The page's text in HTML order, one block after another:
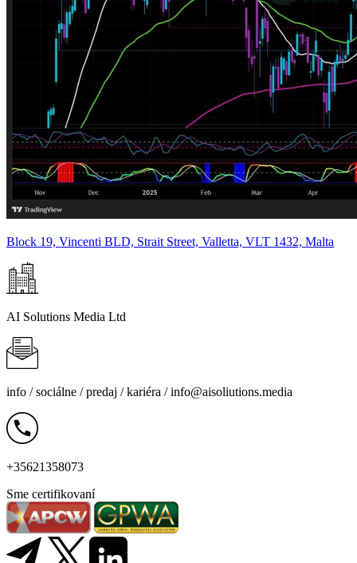
Block 19, Vincenti BLD, Strait Street, Valletta, VLT 1432, Malta
AI Solutions Media Ltd
info /sociálne /predaj /kariéra /info@aisoliutions.media
+35621358073
Sme certifikovaní